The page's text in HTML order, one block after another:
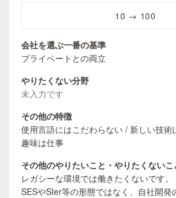
10 → 100
会社を選ぶ一番の基準
プライベートとの両立
やりたくない分野
未入力です
その他の特徴
使用言語にはこだわらない / 新しい技
趣味は仕事
その他のやりたいこと・やりたくないこ
レガシーな環境では働きたくないです。
SESやSIer等の形態ではなく、自社開発